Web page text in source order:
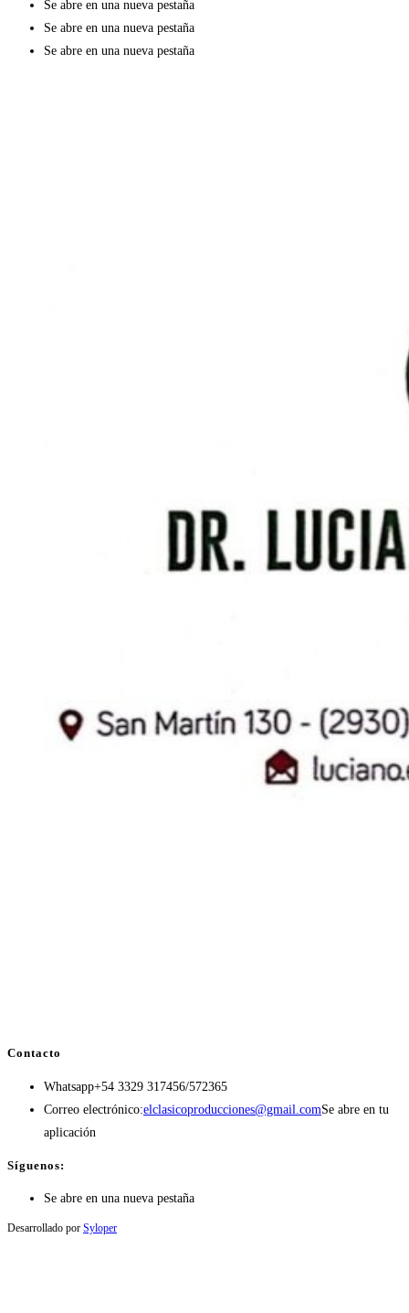
Se abre en una nueva pestaña
Se abre en una nueva pestaña
Se abre en una nueva pestaña
Contacto
Whatsapp+54 3329 317456/572365
Correo electrónico:elclasicoproducciones@gmail.comSe abre en tu
aplicación
Síguenos:
Se abre en una nueva pestaña
Desarrollado por Syloper